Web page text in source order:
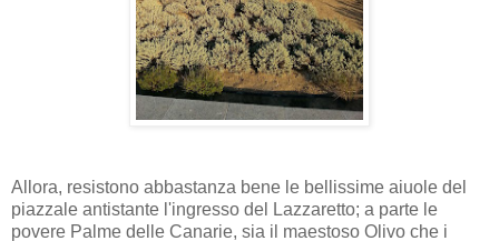
Allora, resistono abbastanza bene le bellissime aiuole del
piazzale antistante l'ingresso del Lazzaretto; a parte le
povere Palme delle Canarie, sia il maestoso Olivo che i